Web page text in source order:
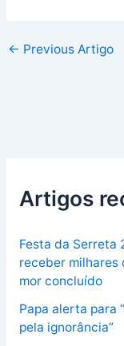
← Previous Artigo
Artigos
Festa da Serreta
receber milhares
mor concluído
Papa alerta para
pela ignorância”